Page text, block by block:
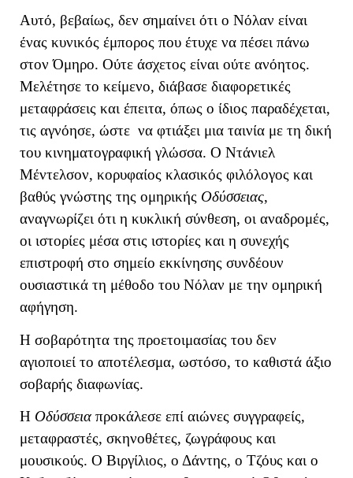
Αυτό, βεβαίως, δεν σημαίνει ότι ο Νόλαν είναι
ένας κυνικός έμπορος που έτυχε να πέσει πάνω
στον Όμηρο. Ούτε άσχετος είναι ούτε ανόητος.
Μελέτησε το κείμενο, διάβασε διαφορετικές
μεταφράσεις και έπειτα, όπως ο ίδιος παραδέχεται,
τις αγνόησε, ώστε να φτιάξει μια ταινία με τη δική
του κινηματογραφική γλώσσα. Ο Ντάνιελ
Μέντελσον, κορυφαίος κλασικός φιλόλογος και
βαθύς γνώστης της ομηρικής Οδύσσειας,
αναγνωρίζει ότι η κυκλική σύνθεση, οι αναδρομές,
οι ιστορίες μέσα στις ιστορίες και η συνεχής
επιστροφή στο σημείο εκκίνησης συνδέουν
ουσιαστικά τη μέθοδο του Νόλαν με την ομηρική
αφήγηση.
Η σοβαρότητα της προετοιμασίας του δεν
αγιοποιεί το αποτέλεσμα, ωστόσο, το καθιστά άξιο
σοβαρής διαφωνίας.
Η Οδύσσειαπροκάλεσε επί αιώνες συγγραφείς,
μεταφραστές, σκηνοθέτες, ζωγράφους και
μουσικούς. Ο Βιργίλιος, ο Δάντης, ο Τζόυς και ο